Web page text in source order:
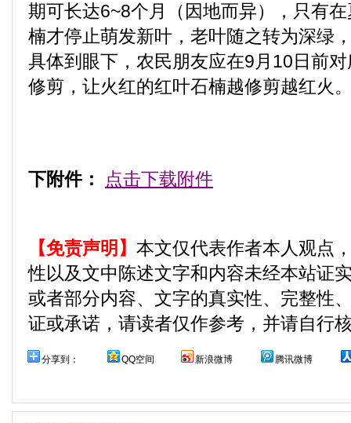
期可长达6~8个月（因地而异），只有
楠才停止萌发新叶，老叶随之转为深绿
具体到眼下，农民朋友应在9月10日前
修剪，让火红的红叶石楠越修剪越红火
下附件： 点击下载附件
【免责声明】 本文仅代表作者本人观点
性以及文中陈述文字和内容未经本站证
或者部分内容、文字的真实性、完整性
证或承诺，请读者仅作参考，并请自行
分享到： QQ空间 新浪微博 腾讯微博